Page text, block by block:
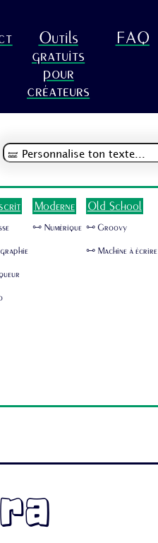
Outils
gratuits
pour
créateurs
FAQ
Moderne
🜺 Numérique
Old School
🜺 Groovy
🜺 Machine à écrire